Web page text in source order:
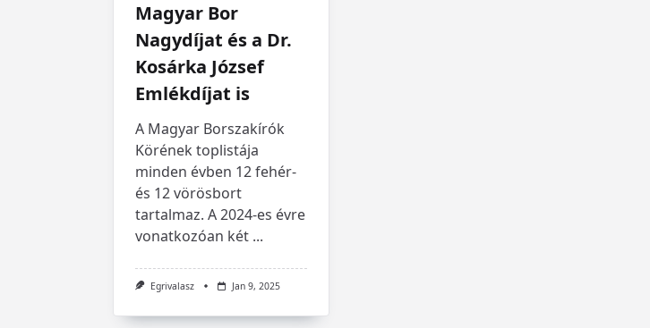
Magyar Bor
Nagydíjat és a Dr.
Kosárka József
Emlékdíjat is
A Magyar Borszakírók
Körének toplistája
minden évben 12 fehér-
és 12 vörösbort
tartalmaz. A 2024-es évre
vonatkozóan két ...
Egrivalasz Jan 9, 2025